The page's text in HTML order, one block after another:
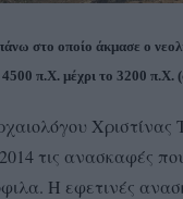
στο οποίο άκμασε ο
π.Χ. μέχρι το 3200
Χριστίνας
τις ανασκαφές
Η εφετινές